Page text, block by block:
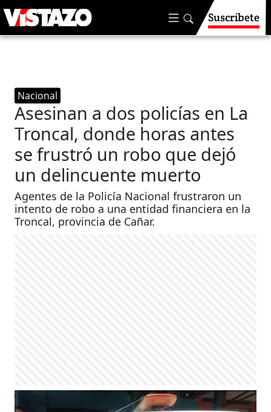
Suscríbete
Nacional
Asesinan a dos policías en La
Troncal, donde horas antes
se frustró un robo que dejó
un delincuente muerto
Agentes de la Policía Nacional frustraron un
intento de robo a una entidad financiera en la
Troncal, provincia de Cañar.